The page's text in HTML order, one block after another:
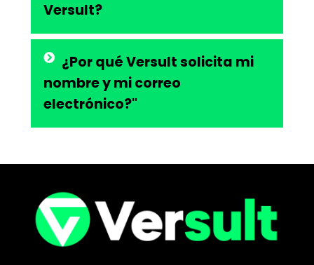
Versult?
¿Por qué Versult solicita mi
nombre y mi correo
electrónico?"